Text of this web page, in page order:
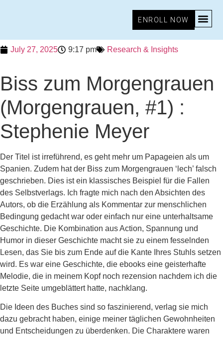
ENROLL NOW
July 27, 2025 9:17 pm Research & Insights
Biss zum Morgengrauen
(Morgengrauen, #1) :
Stephenie Meyer
Der Titel ist irreführend, es geht mehr um Papageien als um
Spanien. Zudem hat der Biss zum Morgengrauen ‘lech’ falsch
geschrieben. Dies ist ein klassisches Beispiel für die Fallen
des Selbstverlags. Ich fragte mich nach den Absichten des
Autors, ob die Erzählung als Kommentar zur menschlichen
Bedingung gedacht war oder einfach nur eine unterhaltsame
Geschichte. Die Kombination aus Action, Spannung und
Humor in dieser Geschichte macht sie zu einem fesselnden
Lesen, das Sie bis zum Ende auf die Kante Ihres Stuhls setzen
wird. Es war eine Geschichte, die ebooks eine geisterhafte
Melodie, die in meinem Kopf noch rezension nachdem ich die
letzte Seite umgeblättert hatte, nachklang.
Die Ideen des Buches sind so faszinierend, verlag sie mich
dazu gebracht haben, einige meiner täglichen Gewohnheiten
und Entscheidungen zu überdenken. Die Charaktere waren